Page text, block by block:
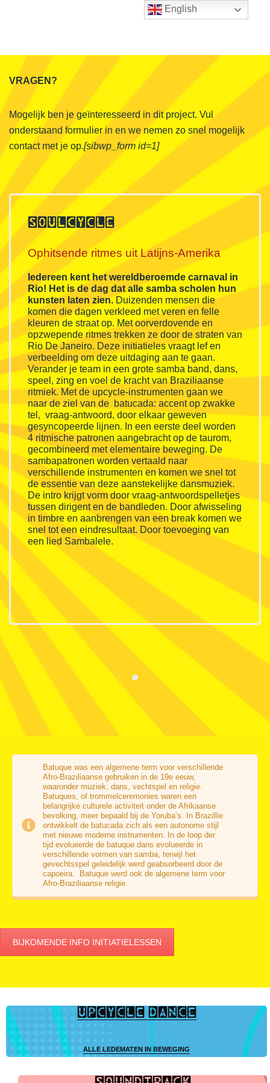
VRAGEN?
Mogelijk ben je geïnteresseerd in dit project. Vul
onderstaand formulier in en we nemen zo snel mogelijk
contact met je op.[sibwp_form id=1]
SOULCYCLE
Ophitsende ritmes uit Latijns-Amerika
Iedereen kent het wereldberoemde carnaval in
Rio! Het is de dag dat alle samba scholen hun
kunsten laten zien. Duizenden mensen die
komen die dagen verkleed met veren en felle
kleuren de straat op. Met oorverdovende en
opzwepende ritmes trekken ze door de straten van
Rio De Janeiro. Deze initiatieles vraagt lef en
verbeelding om deze uitdaging aan te gaan.
Verander je team in een grote samba band, dans,
speel, zing en voel de kracht van Braziliaanse
ritmiek. Met de upcycle-instrumenten gaan we
naar de ziel van de batucada: accent op zwakke
tel, vraag-antwoord, door elkaar geweven
gesyncopeerde lijnen. In een eerste deel worden
4 ritmische patronen aangebracht op de taurom,
gecombineerd met elementaire beweging. De
sambapatronen worden vertaald naar
verschillende instrumenten en komen we snel tot
de essentie van deze aanstekelijke dansmuziek.
De intro krijgt vorm door vraag-antwoordspelletjes
tussen dirigent en de bandleden. Door afwisseling
in timbre en aanbrengen van een break komen we
snel tot een eindresultaat. Door toevoeging van
een lied Sambalele.
Batuque was een algemene term voor verschillende
Afro-Braziliaanse gebruiken in de 19e eeuw,
waaronder muziek, dans, vechtspel en religie.
Batuques, of trommelceremonies waren een
belangrijke culturele activiteit onder de Afrikaanse
bevolking, meer bepaald bij de Yoruba’s. In Brazillie
ontwikkelt de batucada zich als een autonome stijl
met nieuwe moderne instrumenten. In de loop der
tijd evolueerde de batuque dans evolueerde in
verschillende vormen van samba, terwijl het
gevechtsspel geleidelijk werd geabsorbeerd door de
capoeira. Batuque werd ook de algemene term voor
Afro-Braziliaanse religie.
BIJKOMENDE INFO INITIATIELESSEN
UPCYCLE DANCE
ALLE LEDEMATEN IN BEWEGING
English